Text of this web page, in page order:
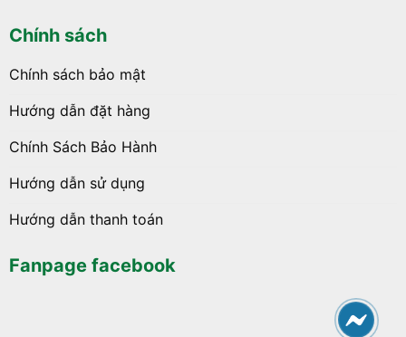
Chính sách
Chính sách bảo mật
Hướng dẫn đặt hàng
Chính Sách Bảo Hành
Hướng dẫn sử dụng
Hướng dẫn thanh toán
Fanpage facebook